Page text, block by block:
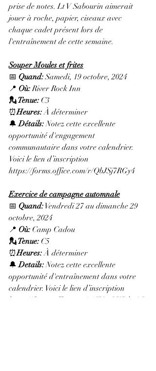
prise de notes. Lt V Sabourin aimerait
jouer à roche, papier, ciseaux avec
chaque cadet présent lors de
l'entraînement de cette semaine.
Souper Moules et frites
📅 Quand: Samedi, 19 octobre, 2024
📍 Où: River Rock Inn
💂 Tenue: C3
⏰Heures: À déterminer
🔔 Détails: Notez cette excellente
opportunité d'engagement
communautaire dans votre calendrier.
Voici le lien d’inscription
https://forms.office.com/r/QbJSj7RGy4
Exercice de campagne automnale
📅 Quand: Vendredi 27 au dimanche 29
octobre, 2024
📍 Où: Camp Cadou
💂 Tenue: C5
⏰Heures: À déterminer
🔔 Details: Notez cette excellente
opportunité d'entraînement dans votre
calendrier. Voici le lien d’inscription
https://forms.office.com/r/CVwGXDka6C